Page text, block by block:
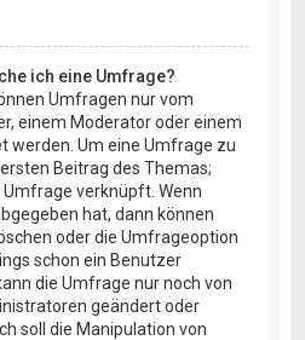
ich eine Umfrage?
Umfragen nur vom
einem Moderator oder einem
werden. Um eine Umfrage zu
Beitrag des Themas;
verknüpft. Wenn
hat, dann können
oder die Umfrageoption
schon ein Benutzer
die Umfrage nur noch von
geändert oder
soll die Manipulation von